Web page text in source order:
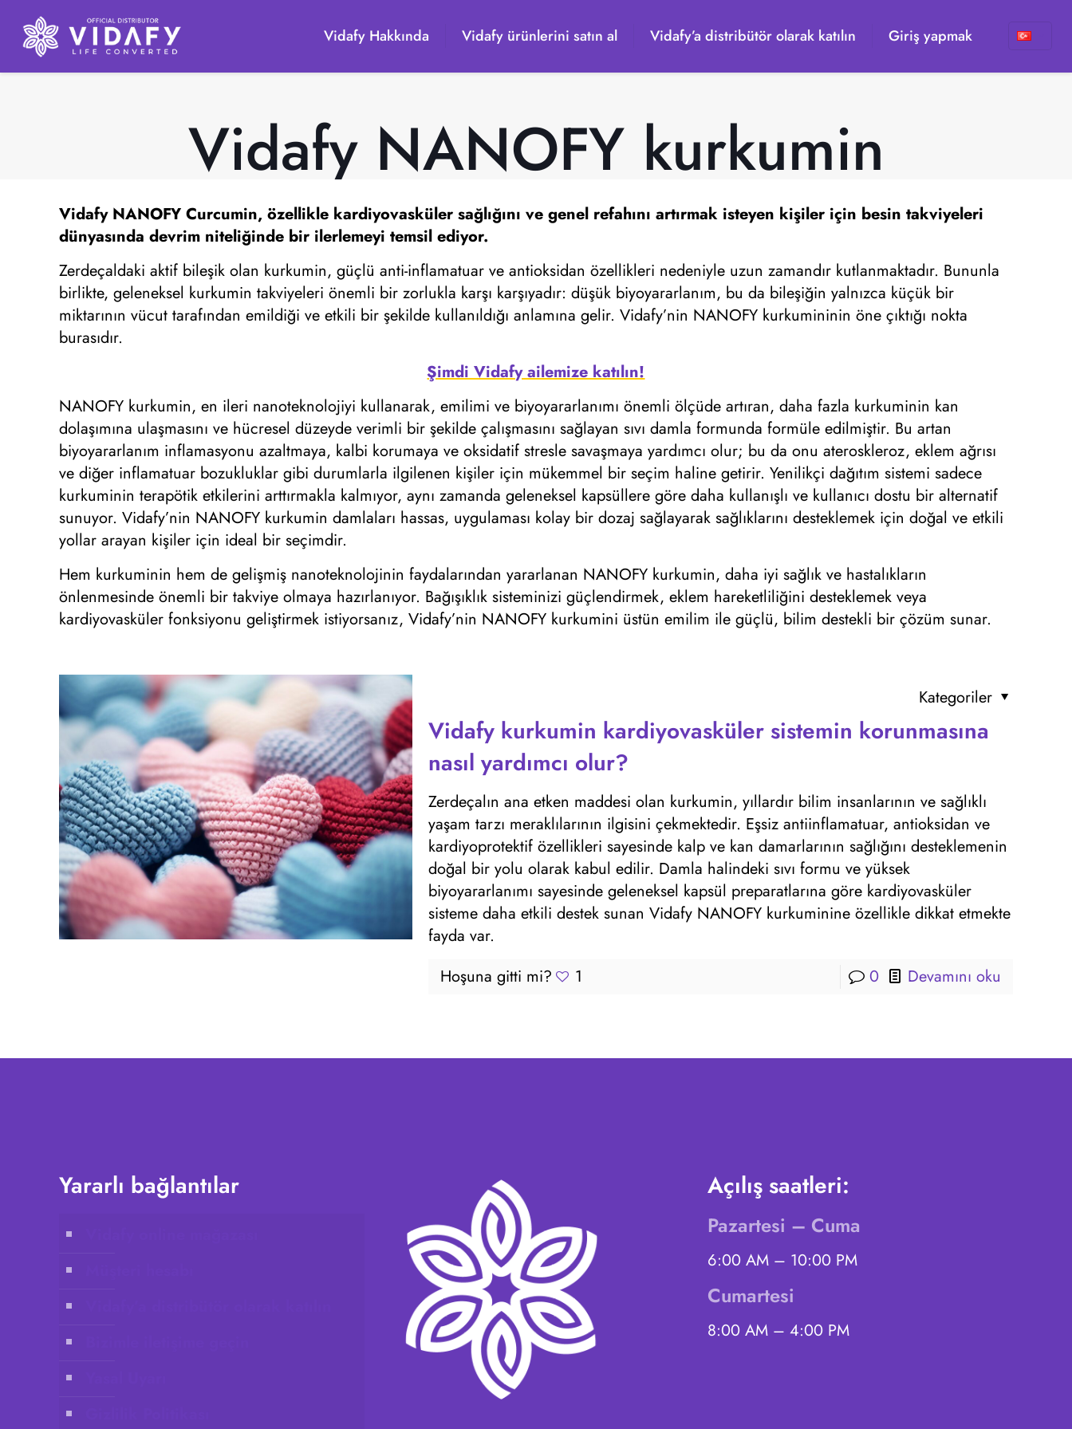
Vidafy Hakkında Vidafy ürünlerini satın al Vidafy’a distribütör olarak katılın Giriş yapmak
Vidafy NANOFY kurkumin
Vidafy NANOFY Curcumin, özellikle kardiyovasküler sağlığını ve genel refahını artırmak isteyen kişiler için besin takviyeleri
dünyasında devrim niteliğinde bir ilerlemeyi temsil ediyor.
Zerdeçaldaki aktif bileşik olan kurkumin, güçlü anti-inflamatuar ve antioksidan özellikleri nedeniyle uzun zamandır kutlanmaktadır. Bununla
birlikte, geleneksel kurkumin takviyeleri önemli bir zorlukla karşı karşıyadır: düşük biyoyararlanım, bu da bileşiğin yalnızca küçük bir
miktarının vücut tarafından emildiği ve etkili bir şekilde kullanıldığı anlamına gelir. Vidafy’nin NANOFY kurkumininin öne çıktığı nokta
burasıdır.
Şimdi Vidafy ailemize katılın!
NANOFY kurkumin, en ileri nanoteknolojiyi kullanarak, emilimi ve biyoyararlanımı önemli ölçüde artıran, daha fazla kurkuminin kan
dolaşımına ulaşmasını ve hücresel düzeyde verimli bir şekilde çalışmasını sağlayan sıvı damla formunda formüle edilmiştir. Bu artan
biyoyararlanım inflamasyonu azaltmaya, kalbi korumaya ve oksidatif stresle savaşmaya yardımcı olur; bu da onu ateroskleroz, eklem ağrısı
ve diğer inflamatuar bozukluklar gibi durumlarla ilgilenen kişiler için mükemmel bir seçim haline getirir. Yenilikçi dağıtım sistemi sadece
kurkuminin terapötik etkilerini arttırmakla kalmıyor, aynı zamanda geleneksel kapsüllere göre daha kullanışlı ve kullanıcı dostu bir alternatif
sunuyor. Vidafy’nin NANOFY kurkumin damlaları hassas, uygulaması kolay bir dozaj sağlayarak sağlıklarını desteklemek için doğal ve etkili
yollar arayan kişiler için ideal bir seçimdir.
Hem kurkuminin hem de gelişmiş nanoteknolojinin faydalarından yararlanan NANOFY kurkumin, daha iyi sağlık ve hastalıkların
önlenmesinde önemli bir takviye olmaya hazırlanıyor. Bağışıklık sisteminizi güçlendirmek, eklem hareketliliğini desteklemek veya
kardiyovasküler fonksiyonu geliştirmek istiyorsanız, Vidafy’nin NANOFY kurkumini üstün emilim ile güçlü, bilim destekli bir çözüm sunar.
Kategoriler
Vidafy kurkumin kardiyovasküler sistemin korunmasına
nasıl yardımcı olur?
Zerdeçalın ana etken maddesi olan kurkumin, yıllardır bilim insanlarının ve sağlıklı
yaşam tarzı meraklılarının ilgisini çekmektedir. Eşsiz antiinflamatuar, antioksidan ve
kardiyoprotektif özellikleri sayesinde kalp ve kan damarlarının sağlığını desteklemenin
doğal bir yolu olarak kabul edilir. Damla halindeki sıvı formu ve yüksek
biyoyararlanımı sayesinde geleneksel kapsül preparatlarına göre kardiyovasküler
sisteme daha etkili destek sunan Vidafy NANOFY kurkuminine özellikle dikkat etmekte
fayda var.
Hoşuna gitti mi?
1 0 Devamını oku
Yararlı bağlantılar Açılış saatleri:
Pazartesi – Cuma
6:00 AM – 10:00 PM
Cumartesi
8:00 AM – 4:00 PM